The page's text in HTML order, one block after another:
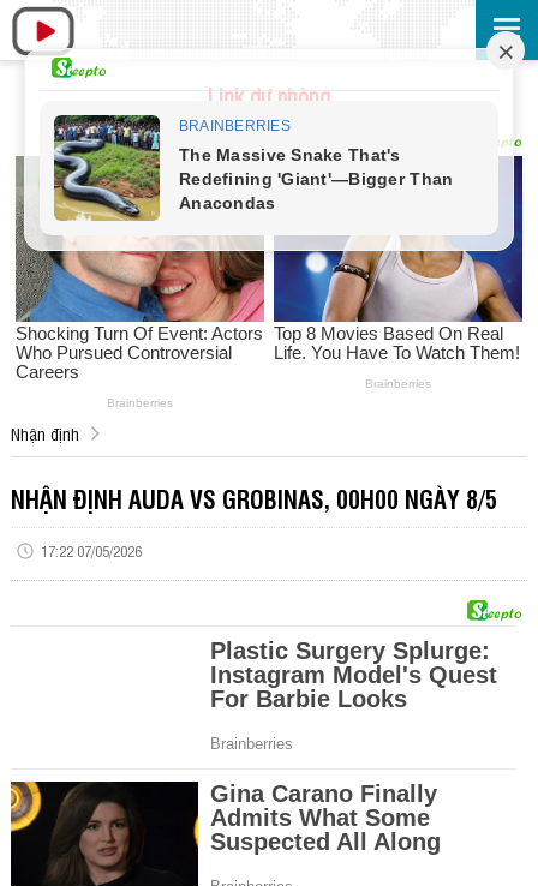
Link dự phòng
Nhận định
NHẬN ĐỊNH AUDA VS GROBINAS, 00H00 NGÀY 8/5
17:22 07/05/2026